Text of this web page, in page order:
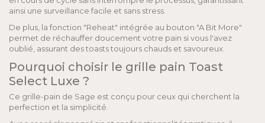
ainsi une surveillance facile et sans stress.
De plus, la fonction "Reheat" intégrée au bouton "A Bit More"
permet de réchauffer doucement votre pain si vous l'avez
oublié, assurant des toasts toujours chauds et savoureux.
Pourquoi choisir le grille pain Toast
Select Luxe ?
Ce grille-pain de Sage est conçu pour ceux qui cherchent la
perfection et la simplicité.